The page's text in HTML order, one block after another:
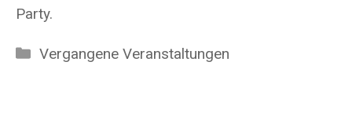
Party.
Kategorien
Vergangene Veranstaltungen